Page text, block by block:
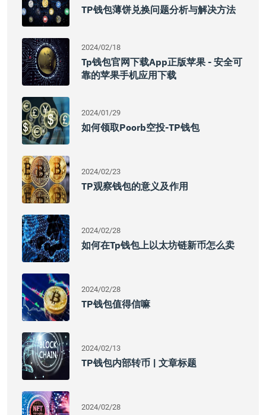
TP钱包薄饼兑换问题分析与解决方法
2024/02/18
Tp钱包官网下载app正版苹果 - 安全可
靠的苹果手机应用下载
2024/01/29
如何领取poorb空投-TP钱包
2024/02/23
TP观察钱包的意义及作用
2024/02/28
如何在tp钱包上以太坊链新币怎么卖
2024/02/28
TP钱包值得信嘛
2024/02/13
TP钱包内部转币 | 文章标题
2024/02/28